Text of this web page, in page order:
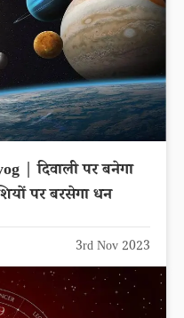
| दिवाली पर बनेगा
पर बरसेगा धन
3rd Nov 2023